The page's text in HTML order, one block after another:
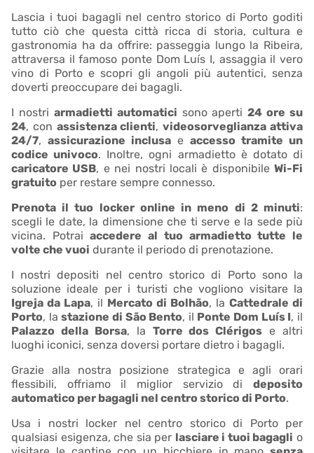
Lascia i tuoi bagagli nel centro storico di Porto goditi
tutto ciò che questa città ricca di storia, cultura e
gastronomia ha da offrire: passeggia lungo la Ribeira,
attraversa il famoso ponte Dom Luís I, assaggia il vero
vino di Porto e scopri gli angoli più autentici, senza
doverti preoccupare dei bagagli.
I nostri armadietti automatici sono aperti24 ore su
24, con assistenza clienti,videosorveglianza attiva
24/7, assicurazione inclusa e accesso tramite un
codice univoco. Inoltre, ogni armadietto è dotato di
caricatore USB, e nei nostri locali è disponibile Wi-Fi
gratuito per restare sempre connesso.
Prenota il tuo locker online in meno di 2 minuti:
scegli le date, la dimensione che ti serve e la sede più
vicina. Potraiaccedere al tuo armadietto tutte le
volte che vuoi durante il periodo di prenotazione.
I nostri depositi nel centro storico di Porto sono la
soluzione ideale per i turisti che vogliono visitare la
Igreja da Lapa, il Mercato di Bolhão, la Cattedrale di
Porto, lastazione di São Bento, il Ponte Dom Luís I, il
Palazzo della Borsa, la Torre dos Clérigos e altri
luoghi iconici, senza doversi portare dietro i bagagli.
Grazie alla nostra posizione strategica e agli orari
flessibili, offriamo il miglior servizio di deposito
automatico per bagagli nel centro storico di Porto.
Usa i nostri locker nel centro storico di Porto per
qualsiasi esigenza, che sia per lasciare i tuoi bagagli o